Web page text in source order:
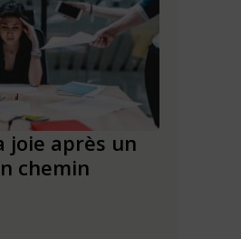
joie après un
chemin